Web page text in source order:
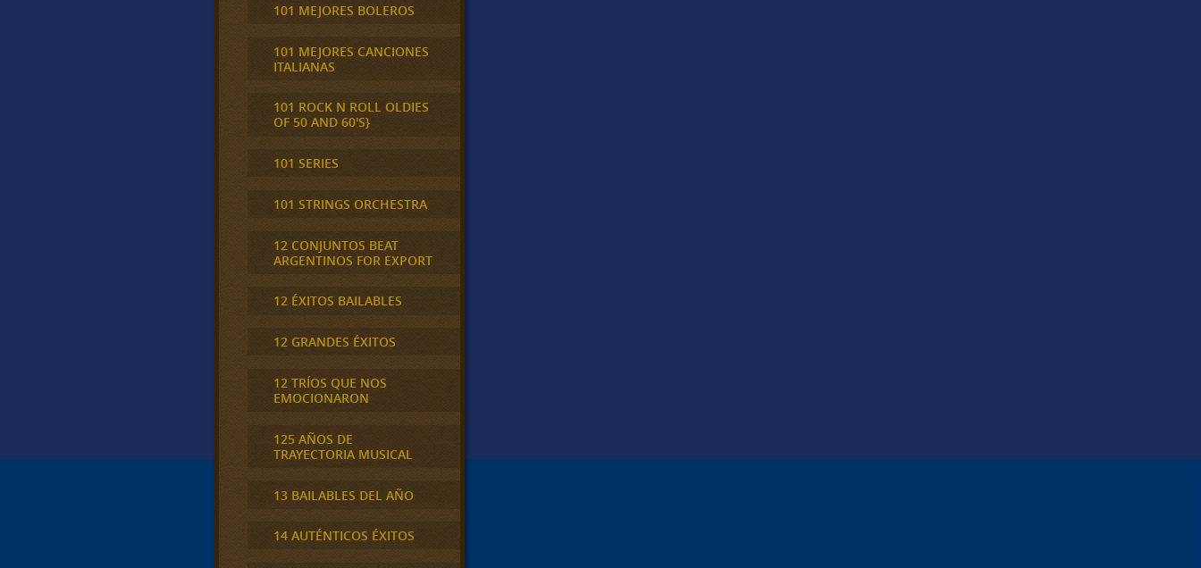
101 MEJORES BOLEROS
101 MEJORES CANCIONES
ITALIANAS
101 ROCK N ROLL OLDIES
OF 50 AND 60'S}
101 SERIES
101 STRINGS ORCHESTRA
12 CONJUNTOS BEAT
ARGENTINOS FOR EXPORT
12 ÉXITOS BAILABLES
12 GRANDES ÉXITOS
12 TRÍOS QUE NOS
EMOCIONARON
125 AÑOS DE
TRAYECTORIA MUSICAL
13 BAILABLES DEL AÑO
14 AUTÉNTICOS ÉXITOS